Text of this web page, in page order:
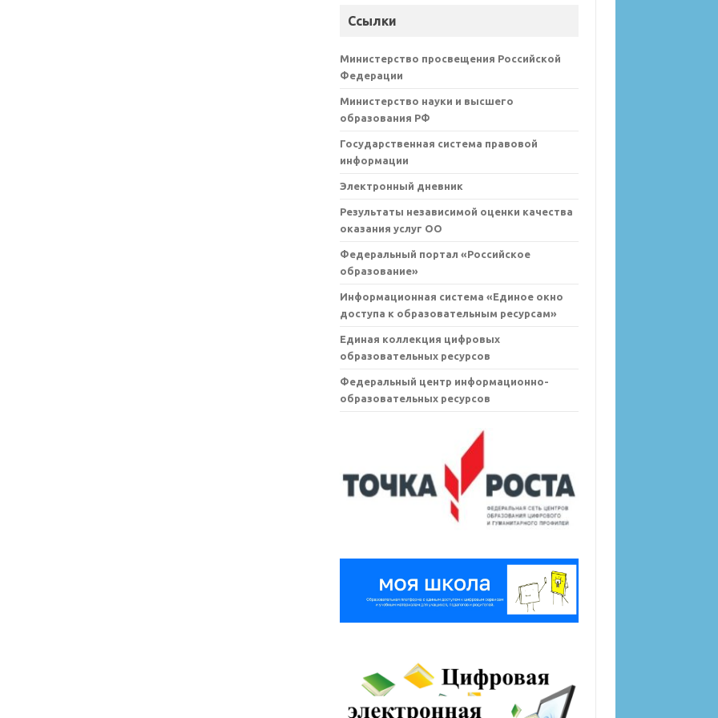
Ссылки
Министерство просвещения Российской
Федерации
Министерство науки и высшего
образования РФ
Государственная система правовой
информации
Электронный дневник
Результаты независимой оценки качества
оказания услуг ОО
Федеральный портал «Российское
образование»
Информационная система «Единое окно
доступа к образовательным ресурсам»
Единая коллекция цифровых
образовательных ресурсов
Федеральный центр информационно-
образовательных ресурсов